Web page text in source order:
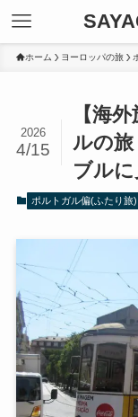
ホーム ヨーロッパの旅
【海
ルの
ブル
2026
4/15
ポルトガル偏(ふたり旅)